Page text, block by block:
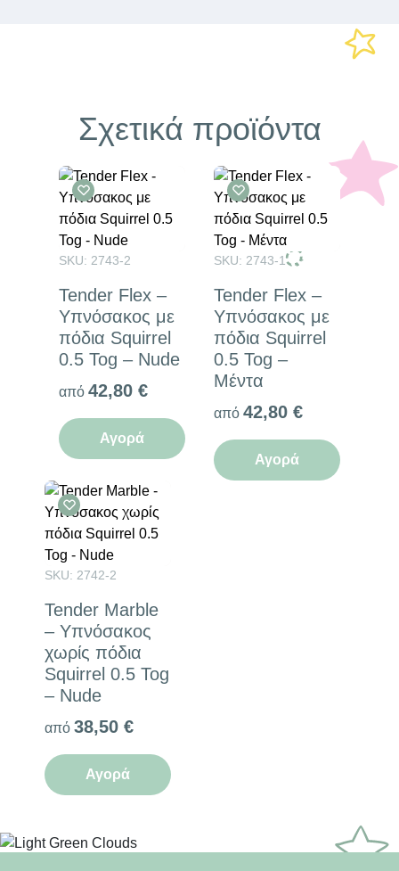
Σχετικά προϊόντα
SKU: 2743-2
Tender Flex –
Υπνόσακος με
πόδια Squirrel
0.5 Tog – Nude
από 42,80 €
Αγορά
SKU: 2743-1
Tender Flex –
Υπνόσακος με
πόδια Squirrel
0.5 Tog –
Μέντα
από 42,80 €
Αγορά
SKU: 2742-2
Tender Marble
– Υπνόσακος
χωρίς πόδια
Squirrel 0.5 Tog
– Nude
από 38,50 €
Αγορά